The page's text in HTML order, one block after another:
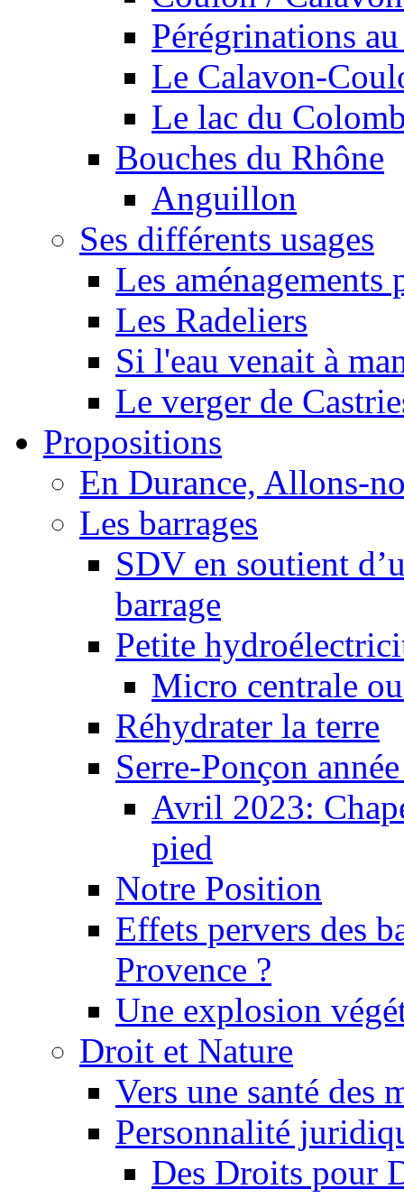
Pérégrinations
Le Calavon-
Le lac du
Bouches du Rhône
Anguillon
Ses différents usages
Les
Les Radeliers
Si l'eau venait à
Le verger de
Propositions
En Durance, Allons-
Les barrages
SDV en soutient
barrage
Petite
Micro centrale
Réhydrater la terre
Serre-Ponçon
Avril 2023:
pied
Notre Position
Effets pervers des
Provence ?
Une explosion
Droit et Nature
Vers une santé des
Personnalité
Des Droits pour